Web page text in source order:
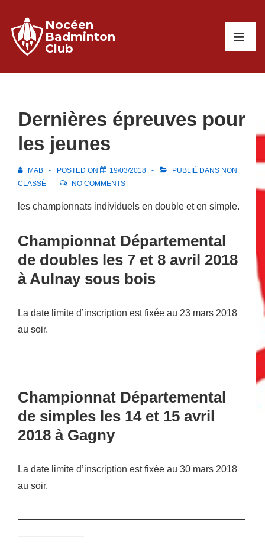
passer
contenu
principal
Nocéen
Badminton
Club
Dernières épreuves pour
les jeunes
MAB POSTED ON 19/03/2018 PUBLIÉ DANS NON
CLASSÉ
NO COMMENTS
les championnats individuels en double et en simple.
Championnat Départemental
de doubles les 7 et 8 avril 2018
à Aulnay sous bois
La date limite d’inscription est fixée au 23 mars 2018
au soir.
Championnat Départemental
de simples les 14 et 15 avril
2018 à Gagny
La date limite d’inscription est fixée au 30 mars 2018
au soir.
————————————————————————
———————